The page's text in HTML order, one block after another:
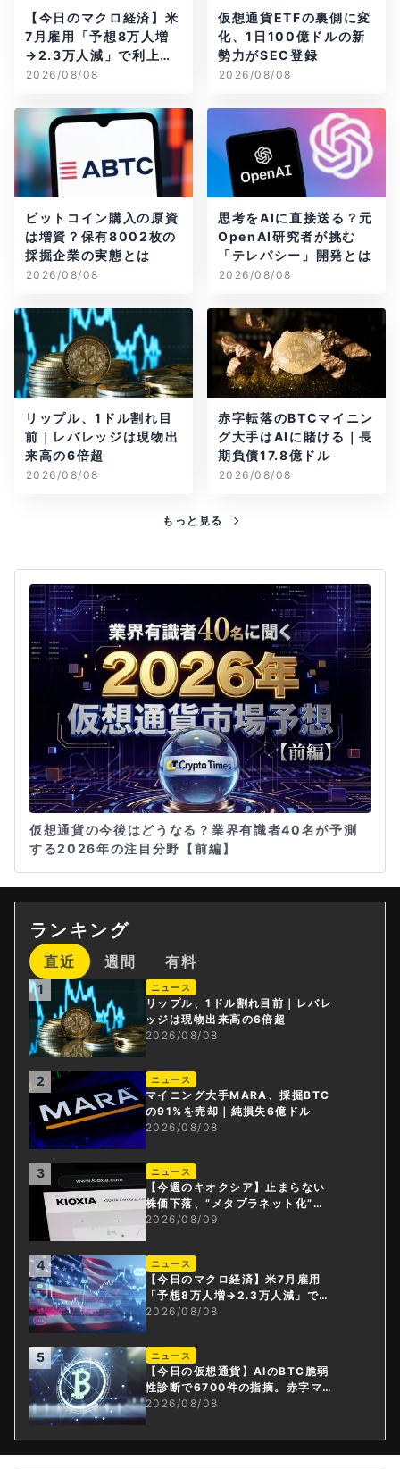
【今日のマクロ経済】米
7月雇用「予想8万人増
→2.3万人減」で利上げ
観測後退
2026/08/08
仮想通貨ETFの裏側に変
化、1日100億ドルの新
勢力がSEC登録
2026/08/08
ビットコイン購入の原資
は増資？保有8002枚の
採掘企業の実態とは
2026/08/08
思考をAIに直接送る？元
OpenAI研究者が挑む
「テレパシー」開発とは
2026/08/08
リップル、1ドル割れ目
前｜レバレッジは現物出
来高の6倍超
2026/08/08
赤字転落のBTCマイニン
グ大手はAIに賭ける｜長
期負債17.8億ドル
2026/08/08
もっと見る
仮想通貨の今後はどうなる？業界有識者40名が予測
する2026年の注目分野【前編】
ランキング
直近 週間 有料
1 ニュース
リップル、1ドル割れ目前｜レバレ
ッジは現物出来高の6倍超
2026/08/08
2 ニュース
マイニング大手MARA、採掘BTC
の91%を売却｜純損失6億ドル
2026/08/08
3 ニュース
【今週のキオクシア】止まらない
株価下落、”メタプラネット化”の
指摘は本当？
2026/08/09
4 ニュース
【今日のマクロ経済】米7月雇用
「予想8万人増→2.3万人減」で利
上げ観測後退
2026/08/08
5 ニュース
【今日の仮想通貨】AIのBTC脆弱
性診断で6700件の指摘。赤字マイ
ニング企業はAIに賭ける
2026/08/08